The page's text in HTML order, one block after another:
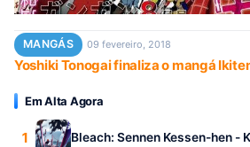
MANGÁS 09 fevereiro, 2018
Yoshiki Tonogai finaliza o mangá
Em Alta Agora
1 Bleach: Sennen Kessen-hen -